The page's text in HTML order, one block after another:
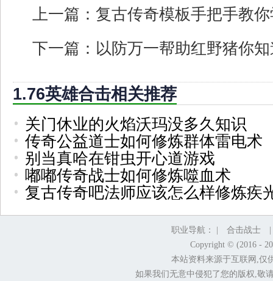
上一篇： 复古传奇模板手把手教
下一篇： 以防万一帮助红野猪你
1.76英雄合击相关推荐
关门休业的火焰沃玛没多久知识
传奇公益道士如何修炼群体雷电术
别当真哈在钳虫开心道游戏
嘟嘟传奇战士如何修炼噬血术
复古传奇吧法师应该怎么样修炼疾
职业导航： | 合击战士
Copyright © (2016 -
本站资料来源于互联网,仅
如果我们无意中侵犯了您的版权,敬